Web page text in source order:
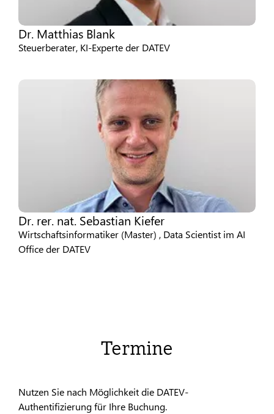
Dr. Matthias Blank
Steuerberater, KI-Experte der DATEV
Dr. rer. nat. Sebastian Kiefer
Wirtschaftsinformatiker (Master) , Data Scientist im AI
Office der DATEV
Termine
Nutzen Sie nach Möglichkeit die DATEV-
Authentifizierung für Ihre Buchung.